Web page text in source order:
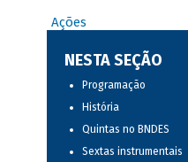
Ações
NESTA SEÇÃO
Programação
História
Quintas no BNDES
Sextas instrumentais